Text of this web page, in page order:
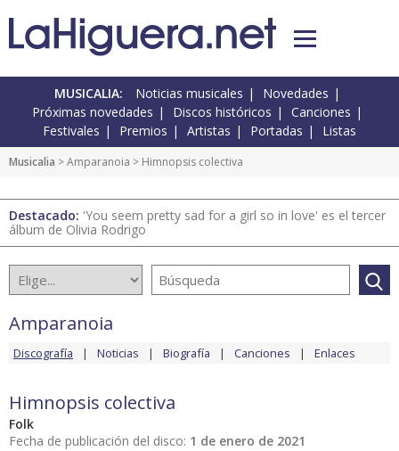
MUSICALIA: Noticias musicales
Novedades
Próximas novedades
Discos históricos
Canciones
Festivales
Premios Artistas Portadas Listas
Musicalia >Amparanoia > Himnopsis colectiva
Destacado: 'You seem pretty sad for a girl so in love' es el tercer
álbum de Olivia Rodrigo
Amparanoia
Discografía Noticias Biografía Canciones Enlaces
Himnopsis colectiva
Folk
Fecha de publicación del disco: 1 de enero de 2021